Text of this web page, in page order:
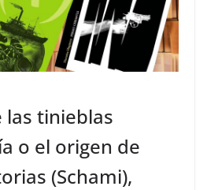
las tinieblas
o el origen de
(Schami),